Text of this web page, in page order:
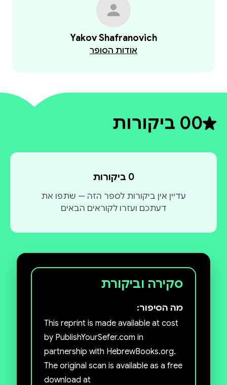
Yakov Shafranovich
אודות הסופר
0דירוג ממוצע 0 מתוך 5
0 ביקורות
0 ביקורות
עדיין אין ביקורות לספר הזה — שתפו את
דעתכם ועזרו לקוראים הבאים
סקירה וביקורת
מה הסיפור:
This reprint is made available at cost
by PublishYourSefer.com in
partnership with HebrewBooks.org.
The original scan is available as a free
download at